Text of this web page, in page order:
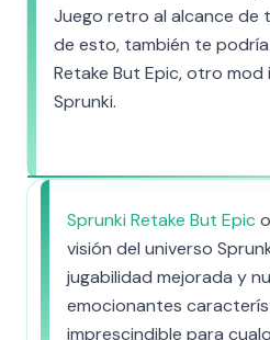
Juego retro al alcance de
de esto, también te
Retake But Epic, otro
Sprunki.
Sprunki Retake But Epic
visión del universo
jugabilidad mejorada y
emocionantes
imprescindible para